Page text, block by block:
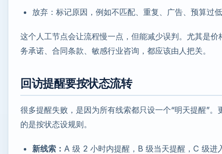
放弃：标记原因，例如不匹配、重复、广告、预算过
这个人工节点会让流程慢一点，但能减少误判。尤其是价
务承诺、合同条款、敏感行业咨询，都应该由人把关。
回访提醒要按状态流转
很多提醒失败，是因为所有线索都只设一个“明天提醒”。
的是按状态设规则。
新线索： A 级 2 小时内提醒，B 级当天提醒，C 级进